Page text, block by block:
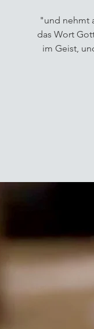
"und nehmt
das Wort
im Geist,